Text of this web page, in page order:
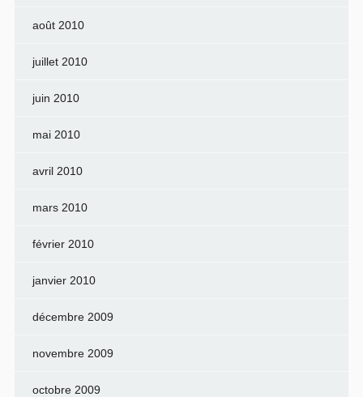
août 2010
juillet 2010
juin 2010
mai 2010
avril 2010
mars 2010
février 2010
janvier 2010
décembre 2009
novembre 2009
octobre 2009